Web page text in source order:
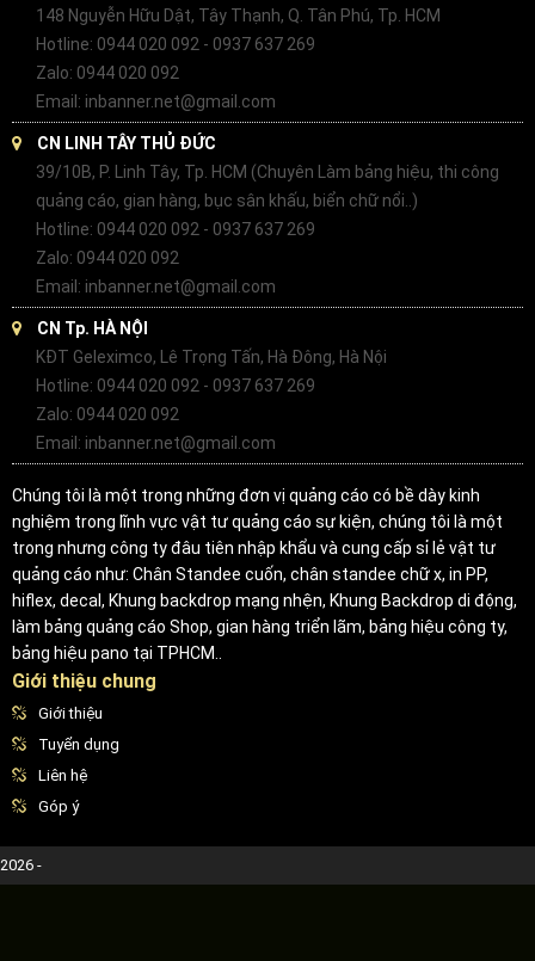
148 Nguyễn Hữu Dật, Tây Thạnh, Q. Tân Phú, Tp. HCM
Hotline: 0944 020 092 - 0937 637 269
Zalo: 0944 020 092
Email: inbanner.net@gmail.com
CN LINH TÂY THỦ ĐỨC
39/10B, P. Linh Tây, Tp. HCM (Chuyên Làm bảng hiệu, thi công
quảng cáo, gian hàng, bục sân khấu, biển chữ nổi..)
Hotline: 0944 020 092 - 0937 637 269
Zalo: 0944 020 092
Email: inbanner.net@gmail.com
CN Tp. HÀ NỘI
KĐT Geleximco, Lê Trọng Tấn, Hà Đông, Hà Nội
Hotline: 0944 020 092 - 0937 637 269
Zalo: 0944 020 092
Email: inbanner.net@gmail.com
Chúng tôi là một trong những đơn vị quảng cáo có bề dày kinh
nghiệm trong lĩnh vực vật tư quảng cáo sự kiện, chúng tôi là một
trong nhưng công ty đâu tiên nhập khẩu và cung cấp sỉ lẻ vật tư
quảng cáo như: Chân Standee cuốn, chân standee chữ x, in PP,
hiflex, decal, Khung backdrop mạng nhện, Khung Backdrop di động,
làm bảng quảng cáo Shop, gian hàng triển lãm, bảng hiệu công ty,
bảng hiệu pano tại TPHCM..
Giới thiệu chung
Giới thiệu
Tuyển dụng
Liên hệ
Góp ý
2026 -